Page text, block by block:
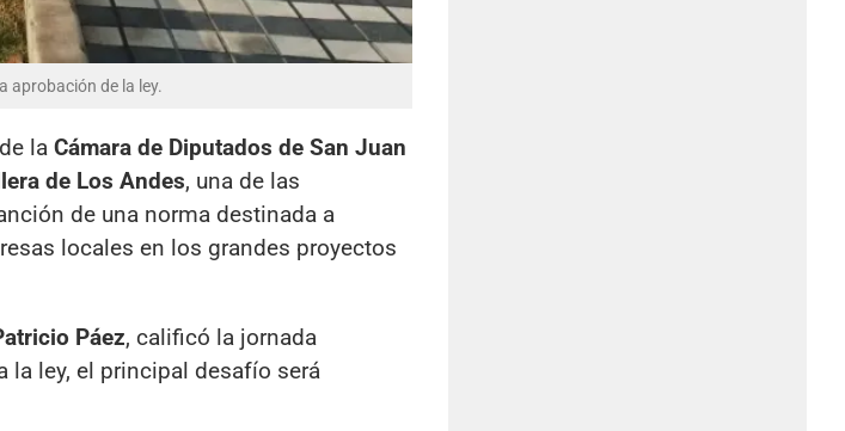
aprobación de la ley.
la Cámara de Diputados de San Juan
de Los Andes, una de las
de una norma destinada a
locales en los grandes proyectos
Páez, calificó la jornada
la ley, el principal desafío será